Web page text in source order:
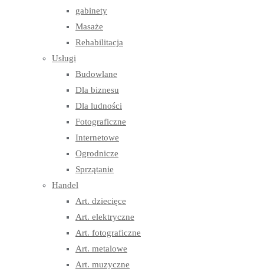
gabinety
Masaże
Rehabilitacja
Usługi
Budowlane
Dla biznesu
Dla ludności
Fotograficzne
Internetowe
Ogrodnicze
Sprzątanie
Handel
Art. dziecięce
Art. elektryczne
Art. fotograficzne
Art. metalowe
Art. muzyczne